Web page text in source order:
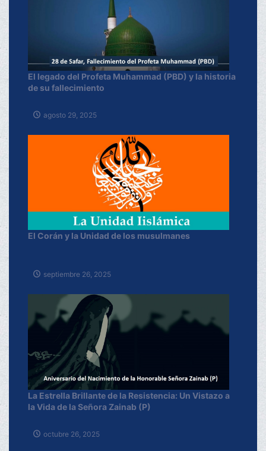
El legado del Profeta Muhammad (PBD) y la historia
de su fallecimiento
agosto 29, 2025
El Corán y la Unidad de los musulmanes
septiembre 26, 2025
La Estrella Brillante de la Resistencia: Un Vistazo a
la Vida de la Señora Zainab (P)
octubre 26, 2025